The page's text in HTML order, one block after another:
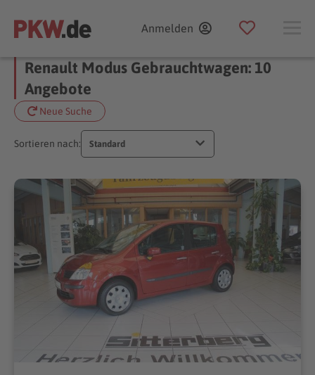
Anmelden
Renault Modus Gebrauchtwagen: 10
Angebote
Neue Suche
Sortieren nach: Standard